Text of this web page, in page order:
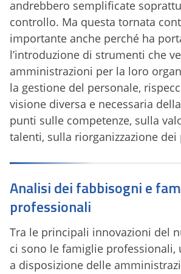
andrebbero semplificate
controllo. Ma questa tornata
importante anche perché ha
l’introduzione di strumenti che
amministrazioni per la loro
la gestione del personale,
visione diversa e necessaria
punti sulle competenze, sulla
talenti, sulla riorganizzazione dei
Analisi dei fabbisogni e
professionali
Tra le principali innovazioni del
ci sono le famiglie professionali,
a disposizione delle